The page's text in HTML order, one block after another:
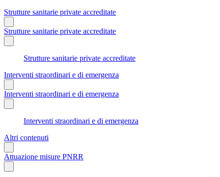
Strutture sanitarie private accreditate
Strutture sanitarie private accreditate
Strutture sanitarie private accreditate
Interventi straordinari e di emergenza
Interventi straordinari e di emergenza
Interventi straordinari e di emergenza
Altri contenuti
Attuazione misure PNRR